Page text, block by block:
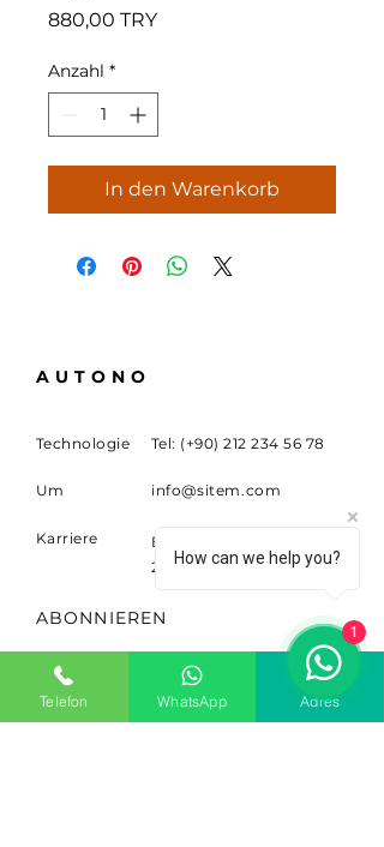
880,00 TRYPreis
Anzahl *
In den Warenkorb
AUTONO
Technologie Tel: (+90)212 234 56 78
Um info@sitem.com
Karriere
Büyükdere Cad. NEIN.
263 Sariyer, Ist. 34398
ABONNIEREN
Melden Sie sich für
Neuigkeiten und Updates an.
Telefon WhatsApp Adres
How can we help you?
1